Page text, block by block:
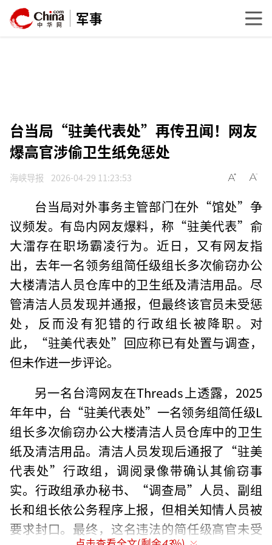
军事
台当局“驻美代表处”再传丑闻！网友
爆高官涉偷卫生纸免惩处
海峡导报 2026-04-29 11:23:53
台当局对外事务主管部门在外“馆处”争
议频发。有岛内网友爆料，称“驻美代表”俞
大㵢存在职场霸凌行为。近日，又有网友指
出，去年一名领务组简任级组长多次偷窃办公
大楼清洁人员仓库中的卫生纸及清洁用品。尽
管清洁人员发现并通报，但最终该官员未受惩
处，反而没有犯错的行政组长被降职。对
此，“驻美代表处”回应称已有处置与调查，
但未作进一步评论。
另一名台湾网友在Threads上透露，2025
年年中，台“驻美代表处”一名领务组简任级L
组长多次偷窃办公大楼清洁人员仓库中的卫生
纸及清洁用品。清洁人员发现后通报了“驻美
代表处”行政组，调阅录像带确认其偷窃事
实。行政组承办秘书、“调查局”人员、副组
长和组长依公务程序上报，但相关知情人员被
要求封口。最终，这名违法的简任级高官未受